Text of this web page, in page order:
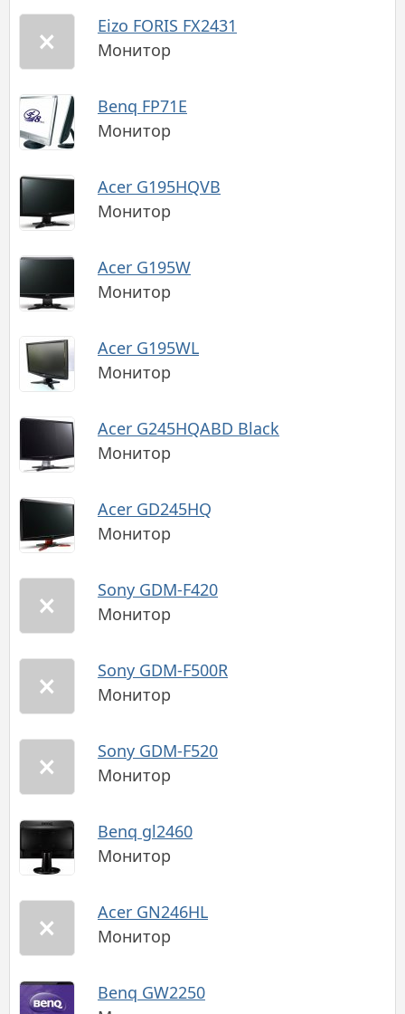
Eizo FORIS FX2431
Монитор
Benq FP71E
Монитор
Acer G195HQVB
Монитор
Acer G195W
Монитор
Acer G195WL
Монитор
Acer G245HQABD Black
Монитор
Acer GD245HQ
Монитор
Sony GDM-F420
Монитор
Sony GDM-F500R
Монитор
Sony GDM-F520
Монитор
Benq gl2460
Монитор
Acer GN246HL
Монитор
Benq GW2250